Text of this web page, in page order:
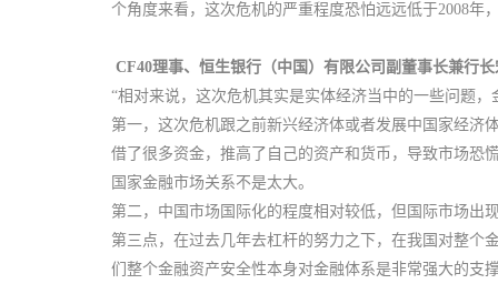
个角度来看，这次危机的严重程度恐怕远远低于2008年
CF40理事、恒生银行（中国）有限公司副董事长兼行
“相对来说，这次危机其实是实体经济当中的一些问题
第一，这次危机跟之前新兴经济体或者发展中国家经济
借了很多资金，推高了自己的资产和货币，导致市场恐
国家金融市场关系不是太大。
第二，中国市场国际化的程度相对较低，但国际市场出
第三点，在过去几年去杠杆的努力之下，在我国对整个
们整个金融资产安全性本身对金融体系是非常强大的支